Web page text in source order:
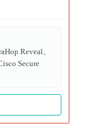
Reveal、
Secure